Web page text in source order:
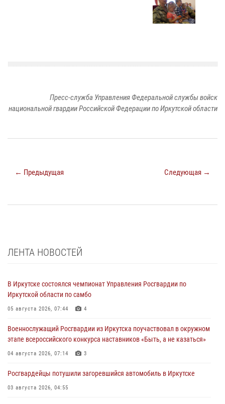
Пресс-служба Управления Федеральной службы войск
национальной гвардии Российской Федерации по Иркутской области
← Предыдущая Следующая →
ЛЕНТА НОВОСТЕЙ
В Иркутске состоялся чемпионат Управления Росгвардии по
Иркутской области по самбо
05 августа 2026, 07:44 4
Военнослужащий Росгвардии из Иркутска поучаствовал в окружном
этапе всероссийского конкурса наставников «Быть, а не казаться»
04 августа 2026, 07:14 3
Росгвардейцы потушили загоревшийся автомобиль в Иркутске
03 августа 2026, 04:55